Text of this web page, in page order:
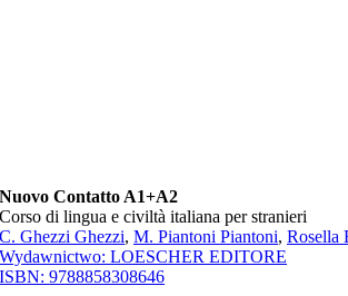
Nuovo Contatto A1+A2
Corso di lingua e civiltà italiana per stranieri
C. Ghezzi Ghezzi,M. Piantoni Piantoni,Rosella
Wydawnictwo:LOESCHER EDITORE
ISBN:9788858308646